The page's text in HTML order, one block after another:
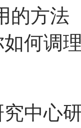
的方法
何调
中心